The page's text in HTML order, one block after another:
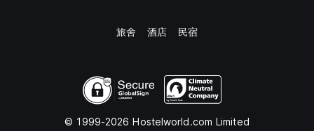
旅舍 酒店 民宿
© 1999-2026 Hostelworld.com Limited